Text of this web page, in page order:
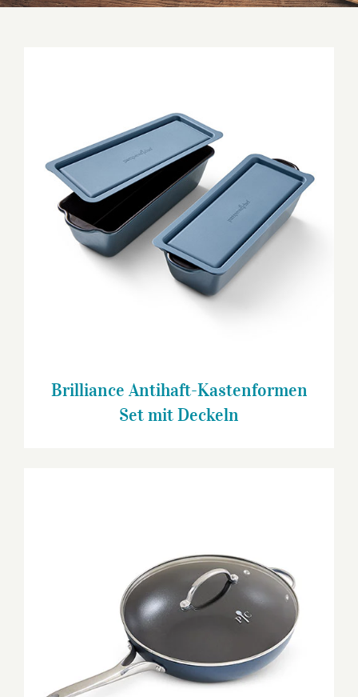
Brilliance Antihaft-Kastenformen Set mit
Deckeln
Brilliance Antihaft-Kastenformen
Set mit Deckeln
Brilliance Antihaft-Bratpfanne 30 cm